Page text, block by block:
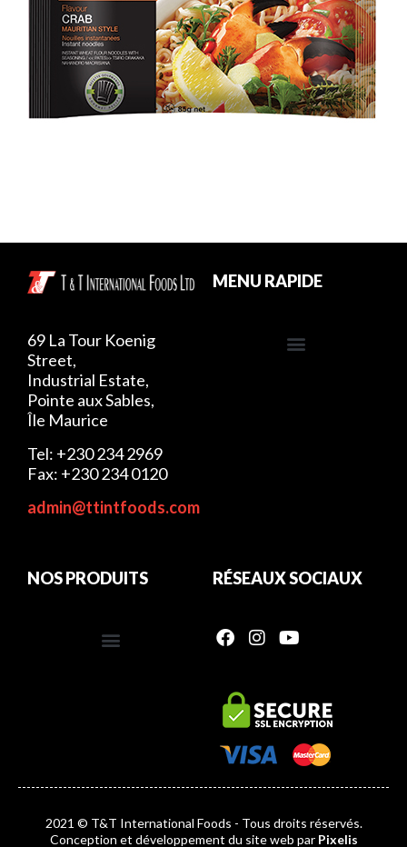
CRABE
69 La Tour Koenig
Street,
Industrial Estate,
Pointe aux Sables,
Île Maurice
Tel: +230 234 2969
Fax: +230 234 0120
admin@ttintfoods.com
MENU RAPIDE
NOS PRODUITS RÉSEAUX SOCIAUX
2021 © T&T International Foods - Tous droits réservés.
Conception et développement du site web par Pixelis